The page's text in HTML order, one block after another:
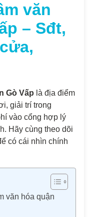
văn
– Sđt,
Gò Vấp là địa điểm
giải trí trong
vào cổng hợp lý
Hãy cùng theo dõi
có cái nhìn chính
văn hóa quận